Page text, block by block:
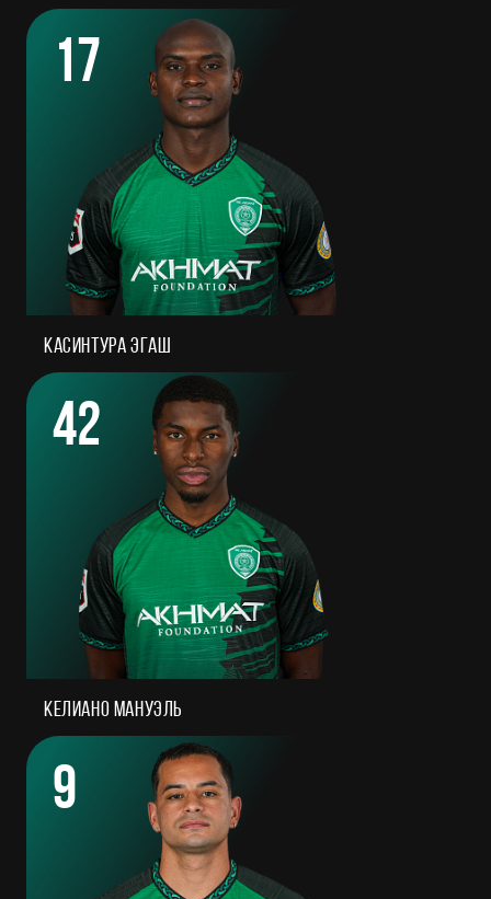
17
Касинтура Эгаш
42
Келиано Мануэль
9